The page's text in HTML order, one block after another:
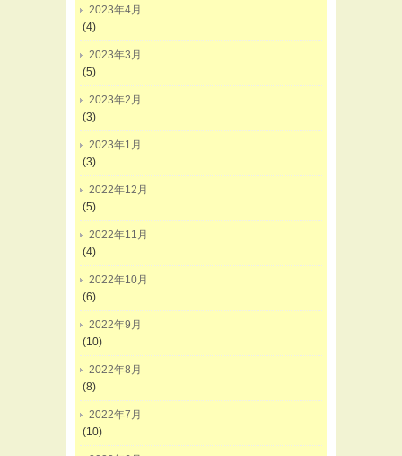
2023年4月
(4)
2023年3月
(5)
2023年2月
(3)
2023年1月
(3)
2022年12月
(5)
2022年11月
(4)
2022年10月
(6)
2022年9月
(10)
2022年8月
(8)
2022年7月
(10)